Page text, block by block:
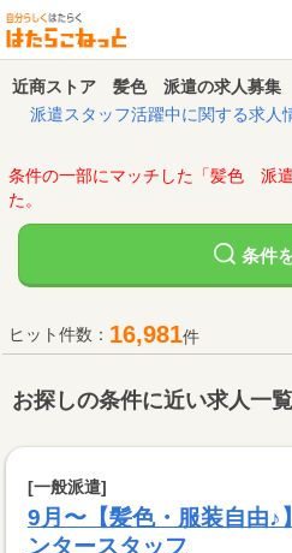
近商ストア 髪色 派遣の求人募集
派遣スタッフ活躍中に関する求人
条件の一部にマッチした「髪色 派
た。
条件
ヒット件数： 16,981件
お探しの条件に近い求人一覧
[一般派遣]
9月〜【髪色・服装自由♪
ンタースタッフ